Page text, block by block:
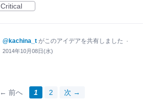
Critical
@kachina_t がこのアイデアを共有しました ·
2014年10月08日(水)
← 前へ 1 2 次 →